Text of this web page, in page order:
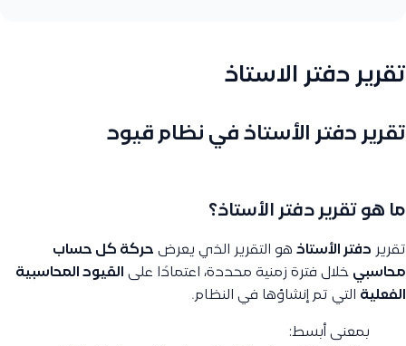
تقرير دفتر الاستاذ
تقرير دفتر الأستاذ في نظام قيود
ما هو تقرير دفتر الأستاذ؟
تقرير دفتر الأستاذ هو التقرير الذي يعرض حركة كل حساب
محاسبي خلال فترة زمنية محددة، اعتمادًا على القيود المحاسبية
الفعلية التي تم إنشاؤها في النظام.
بمعنى أبسط: